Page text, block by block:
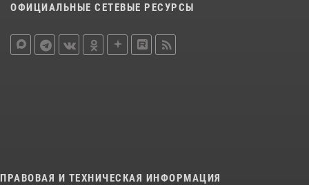
ОФИЦИАЛЬНЫЕ СЕТЕВЫЕ РЕСУРСЫ
ПРАВОВАЯ И ТЕХНИЧЕСКАЯ ИНФОРМАЦИЯ